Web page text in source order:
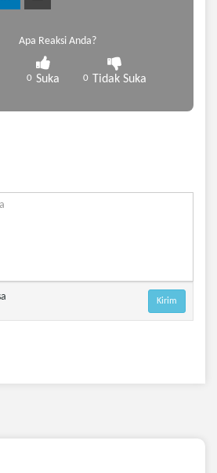
Apa Reaksi Anda?
0 Suka 0 Tidak Suka